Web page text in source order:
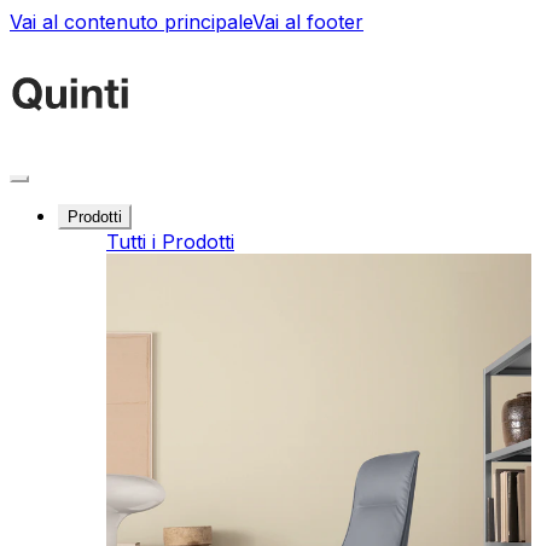
Vai al contenuto principaleVai al footer
Prodotti
Tutti i Prodotti